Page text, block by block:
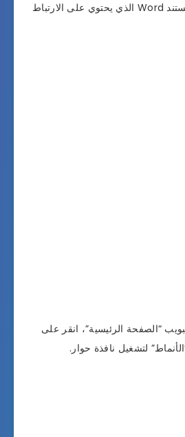
: قم بتشغيل مستند Word الذي يحتوي على الارتباط
“الصفحة الرئيسية”، انقر على
لتشغيل نافذة حوار.